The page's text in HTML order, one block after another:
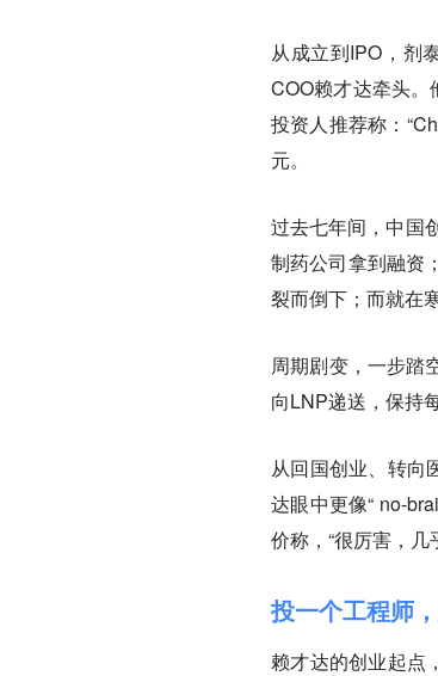
从成立到IPO，剂
COO赖才达牵头
投资人推荐称：
元。
过去七年间，中国
制药公司拿到融资
裂而倒下；而就在
周期剧变，一步踏
向LNP递送，保持
从回国创业、转向
达眼中更像“ no-
价称，“很厉害，几
投一个工程师
赖才达的创业起点